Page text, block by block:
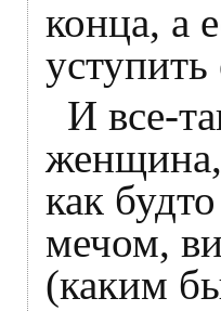
конца, а
уступить
И все-
женщина,
как
мечом,
(каким